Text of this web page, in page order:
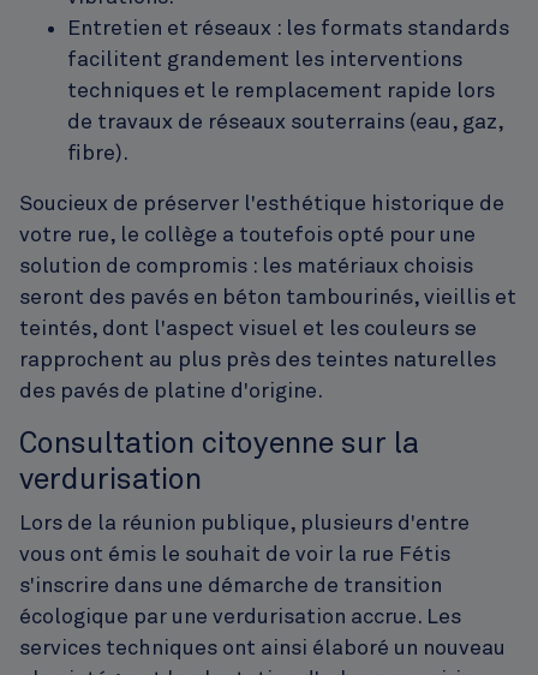
Entretien et réseaux : les formats standards
facilitent grandement les interventions
techniques et le remplacement rapide lors
de travaux de réseaux souterrains (eau, gaz,
fibre).
Soucieux de préserver l'esthétique historique de
votre rue, le collège a toutefois opté pour une
solution de compromis : les matériaux choisis
seront des pavés en béton tambourinés, vieillis et
teintés, dont l'aspect visuel et les couleurs se
rapprochent au plus près des teintes naturelles
des pavés de platine d'origine.
Consultation citoyenne sur la
verdurisation
Lors de la réunion publique, plusieurs d'entre
vous ont émis le souhait de voir la rue Fétis
s'inscrire dans une démarche de transition
écologique par une verdurisation accrue. Les
services techniques ont ainsi élaboré un nouveau